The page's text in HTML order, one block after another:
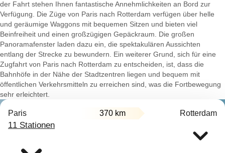
der Fahrt stehen Ihnen fantastische Annehmlichkeiten an Bord zur
Verfügung. Die Züge von Paris nach Rotterdam verfügen über helle
und geräumige Waggons mit bequemen Sitzen und bieten viel
Beinfreiheit und einen großzügigen Gepäckraum. Die großen
Panoramafenster laden dazu ein, die spektakulären Aussichten
entlang der Strecke zu bewundern. Ein weiterer Grund, sich für eine
Zugfahrt von Paris nach Rotterdam zu entscheiden, ist, dass die
Bahnhöfe in der Nähe der Stadtzentren liegen und bequem mit
öffentlichen Verkehrsmitteln zu erreichen sind, was die Fortbewegung
sehr erleichtert.
Paris 370 km Rotterdam
11 Stationen